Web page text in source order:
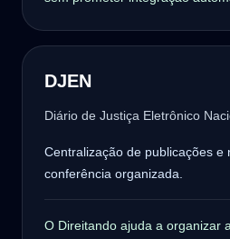
DJEN
Diário de Justiça Eletrônico
Centralização de publicações e
conferência organizada.
O Direitando ajuda a organizar